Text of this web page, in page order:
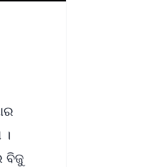
ବିଜୁ